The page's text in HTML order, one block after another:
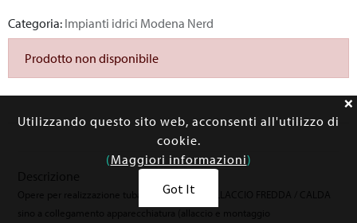
Categoria: Impianti idrici Modena Nerd
Prodotto non disponibile
Opere per realizzazione tubazione da Punto ALLACCIO FREDDA / CALDA
Utilizzando questo sito web, acconsenti all'utilizzo di
cookie.
(Maggiori informazioni)
Got It